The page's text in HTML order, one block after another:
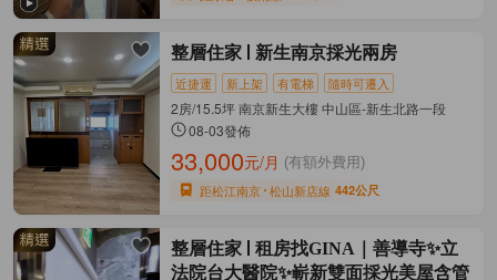
整層住家 新生南京採光兩房
近捷運 新上架 有電梯 隨時可遷入
2房/15.5坪 南京新生大樓 中山區-新生北路一段
08-03發佈
33,000元/月 (有額外費用)
距松江南京 松山新店線 442公尺
整層住家
租房找GINA｜善導寺✨立
法院台大醫院✨嶄新雙面採光美屋含管